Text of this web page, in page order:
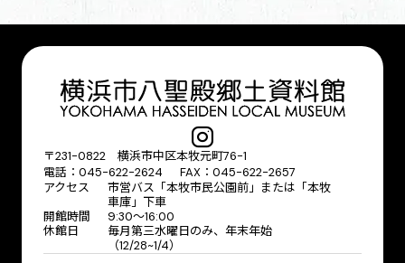
〒231-0822 横浜市中区本牧元町76-1
電話：045-622-2624 FAX：045-622-2657
アクセス
市営バス「本牧市民公園前」または「本牧
車庫」下車
開館時間
9:30〜16:00
休館日
毎月第三水曜日のみ、年末年始
（12/28~1/4）